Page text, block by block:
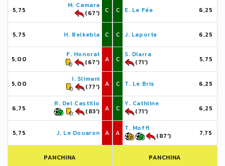
5,75
M. Camara
(67')
C
5,75 H. Belkebla C
5,00
F. Honorat
(67')
A
5,00
I. Slimani
(77')
A
6,75
R. Del Castillo
(83')
A
5,75 J. Le Douaron A
PANCHINA
C E. Le Fée 6,25
C J. Laporte 6,25
C
S. Diarra
(71')
5,75
C T. Le Bris 6,25
C
Y. Cathline
(71')
6,25
A
T. Moffi
(87')
7,75
PANCHINA